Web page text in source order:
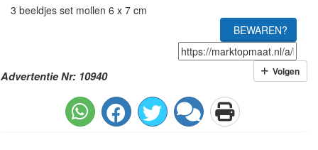
3 beeldjes set mollen 6 x 7 cm
BEWAREN?
Advertentie Nr: 10940 Volgen